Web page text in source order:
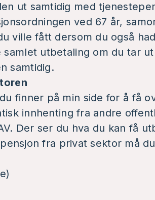
ut samtidig med
ved 67 år,
ville fått dersom du også
utbetaling om du tar
samtidig.
finner på min side for å få
innhenting fra andre
Der ser du hva du kan få
fra privat sektor må